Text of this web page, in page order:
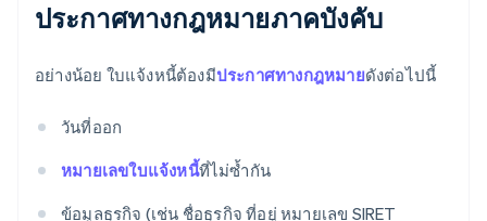
ประกาศทางกฎหมายภาคบังคับ
อย่างน้อย ใบแจ้งหนี้ต้องมีประกาศทางกฎหมายดังต่อไปนี้
วันที่ออก
หมายเลขใบแจ้งหนี้ที่ไม่ซ้ำกัน
ข้อมูลธุรกิจ (เช่น ชื่อธุรกิจ ที่อยู่ หมายเลข SIRET